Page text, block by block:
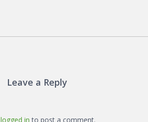
Leave a Reply
logged in to post a comment.